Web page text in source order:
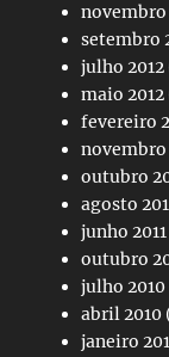
novembro
setembro
julho 2012
maio 2012
fevereiro
novembro
outubro
agosto
junho 2011
outubro
julho 2010
abril 2010
janeiro